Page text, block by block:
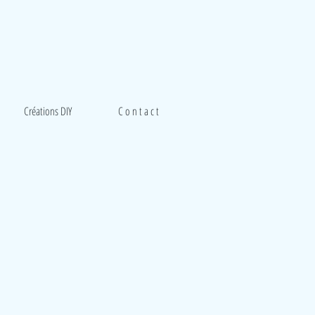
Créations DIY C o n t a c t